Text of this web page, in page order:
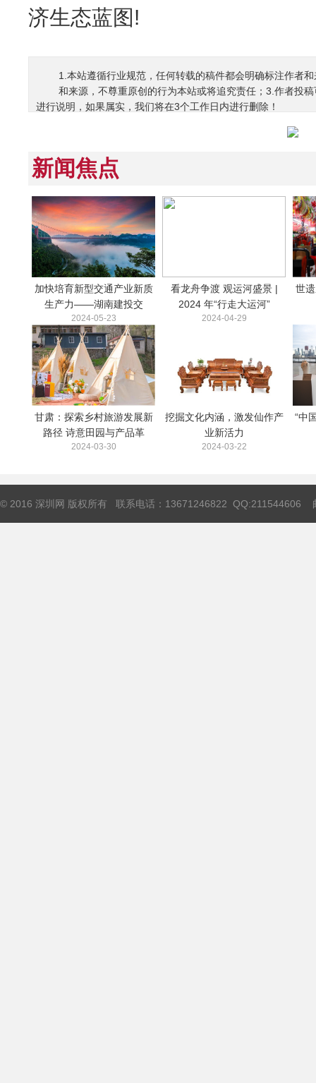
济生态蓝图!
1.本站遵循行业规范，任何转载的稿件都会明确标注作者
和来源，不尊重原创的行为本站或将追究责任；3.作者投
进行说明，如果属实，我们将在3个工作日内进行删除！
新闻焦点
加快培育新型交通产业新质
生产力——湖南建投交
2024-05-23
看龙舟争渡 观运河盛景 |
2024 年“行走大运河”
2024-04-29
世
甘肃：探索乡村旅游发展新
路径 诗意田园与产品革
2024-03-30
挖掘文化内涵，激发仙作产
业新活力
2024-03-22
“中
© 2016 深圳网 版权所有 联系电话：13671246822 QQ:211544606